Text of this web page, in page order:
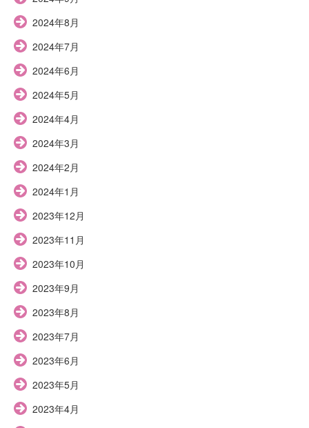
2024年8月
2024年7月
2024年6月
2024年5月
2024年4月
2024年3月
2024年2月
2024年1月
2023年12月
2023年11月
2023年10月
2023年9月
2023年8月
2023年7月
2023年6月
2023年5月
2023年4月